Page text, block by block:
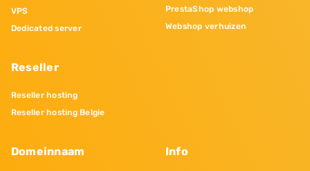
VPS
Dedicated server
Reseller
Reseller hosting
Reseller hosting Belgie
PrestaShop webshop
Webshop verhuizen
Domeinnaam Info